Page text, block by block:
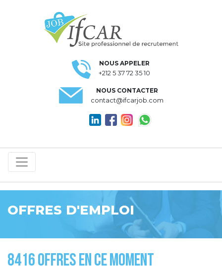
NOUS APPELER
+212 5 37 72 35 10
NOUS CONTACTER
contact@ifcarjob.com
OFFRES D'EMPLOI
8416 OFFRES EN CE MOMENT